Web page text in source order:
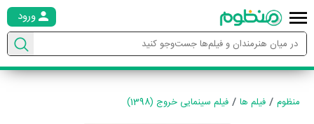
ورود
منظوم فیلم ها فیلم سینمایی خروج (1398)